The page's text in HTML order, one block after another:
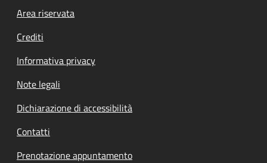
Footer menu
Area riservata
Crediti
Informativa privacy
Note legali
Dichiarazione di accessibilità
Contatti
Prenotazione appuntamento